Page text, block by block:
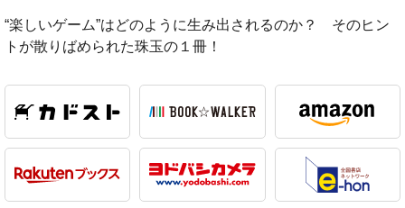
“楽しいゲーム”はどのように生み出されるのか？ そのヒン
トが散りばめられた珠玉の１冊！